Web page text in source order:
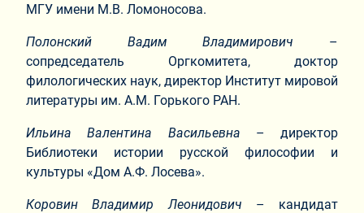
МГУ имени М.В. Ломоносова.
Полонский Вадим Владимирович –
сопредседатель Оргкомитета, доктор
филологических наук, директор Институт мировой
литературы им. А.М. Горького РАН.
Ильина Валентина Васильевна – директор
Библиотеки истории русской философии и
культуры «Дом А.Ф. Лосева».
Коровин Владимир Леонидович – кандидат